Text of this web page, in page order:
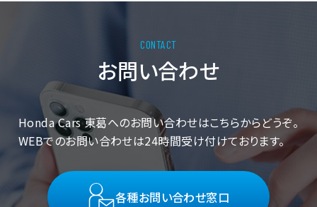
お問い合わせ
Honda Cars 東葛へのお問い合わせはこちらからどうぞ。
WEBでのお問い合わせは24時間受け付けております。
各種お問い合わせ窓口